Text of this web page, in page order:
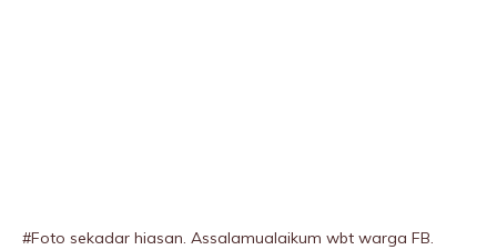
#Foto sekadar hiasan. Assalamualaikum wbt warga FB.